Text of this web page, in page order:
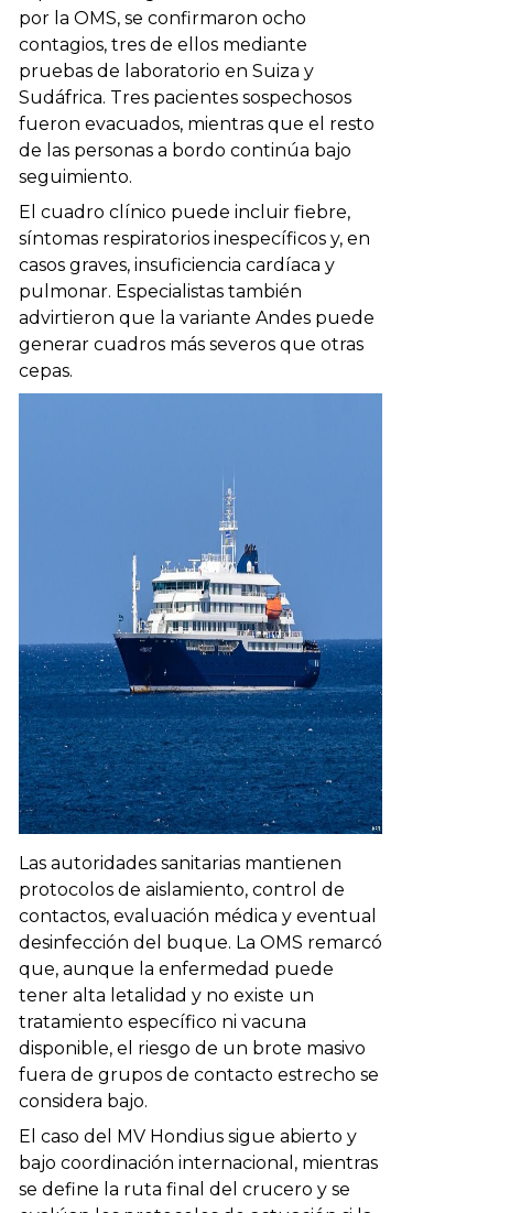
por la OMS, se confirmaron ocho
contagios, tres de ellos mediante
pruebas de laboratorio en Suiza y
Sudáfrica. Tres pacientes sospechosos
fueron evacuados, mientras que el resto
de las personas a bordo continúa bajo
seguimiento.
El cuadro clínico puede incluir fiebre,
síntomas respiratorios inespecíficos y, en
casos graves, insuficiencia cardíaca y
pulmonar. Especialistas también
advirtieron que la variante Andes puede
generar cuadros más severos que otras
cepas.
Las autoridades sanitarias mantienen
protocolos de aislamiento, control de
contactos, evaluación médica y eventual
desinfección del buque. La OMS remarcó
que, aunque la enfermedad puede
tener alta letalidad y no existe un
tratamiento específico ni vacuna
disponible, el riesgo de un brote masivo
fuera de grupos de contacto estrecho se
considera bajo.
El caso del MV Hondius sigue abierto y
bajo coordinación internacional, mientras
se define la ruta final del crucero y se